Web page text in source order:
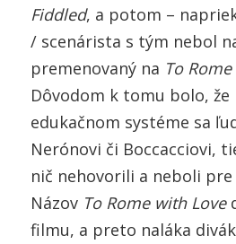
Fiddled, a potom –
/ scenárista s tým nebol
premenovaný na To
Dôvodom k tomu bolo, že
edukačnom systéme sa
Nerónovi či Boccacciovi,
nič nehovorili a neboli pre
Názov To Rome with Love
filmu, a preto naláka